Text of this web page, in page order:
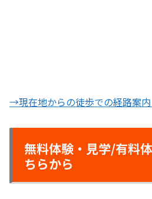
→現在地からの徒歩での経路案内
無料体験・見学/有料
ちらから